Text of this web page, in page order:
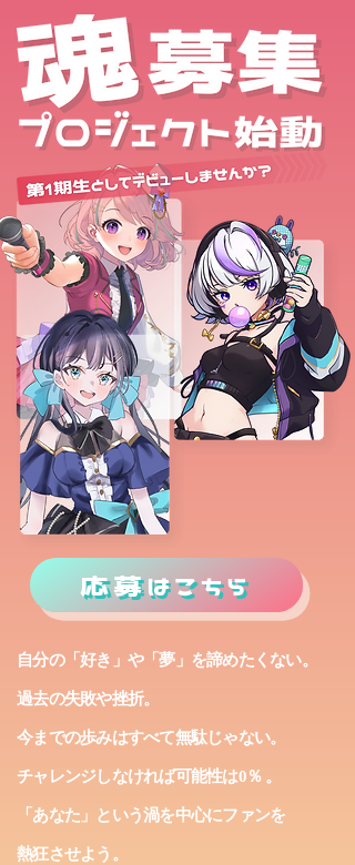
応募はこちら
自分の「好き」や「夢」を諦めたくない。
過去の失敗や挫折。
今までの歩みはすべて無駄じゃない。
チャレンジしなければ可能性は0％ 。
「あなた」という渦を中心にファンを
熱狂させよう。